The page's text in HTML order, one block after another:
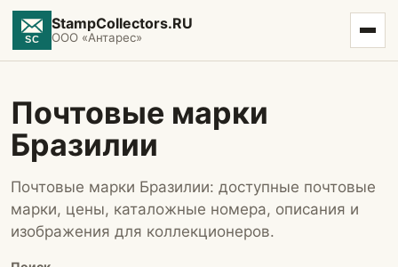
StampCollectors.RU
ООО «Антарес»
Почтовые марки
Бразилии
Почтовые марки Бразилии: доступные почтовые
марки, цены, каталожные номера, описания и
изображения для коллекционеров.